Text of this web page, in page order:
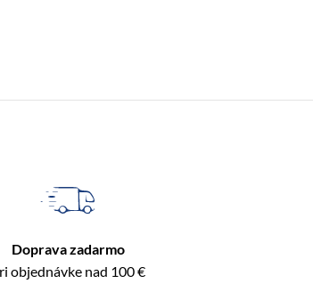
Doprava zadarmo
objednávke nad 100 €